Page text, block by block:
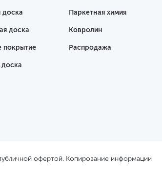
доска
доска
покрытие
Паркетная химия
Ковролин
Распродажа
офертой. Копирование информации